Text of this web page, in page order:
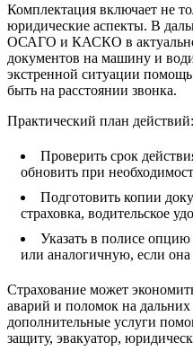
Комплектация включает не
юридические аспекты. В
ОСАГО и КАСКО в
документов на машину и
экстренной ситуации
быть на расстоянии звонка.
Практический план действий:
Проверить срок
обновить при
Подготовить копии
страховка, водительское
Указать в полисе
или аналогичную, если она
Страхование может
аварий и поломок на
дополнительные услуги
защиту, эвакуатор,